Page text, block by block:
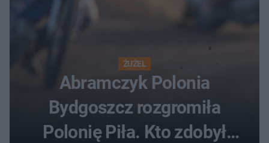
ŻUŻEL
Abramczyk Polonia
Bydgoszcz rozgromiła
Polonię Piła. Kto zdobył